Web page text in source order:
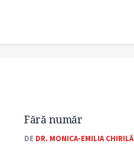
Fără număr
DE DR. MONICA-EMILIA CHIRILĂ